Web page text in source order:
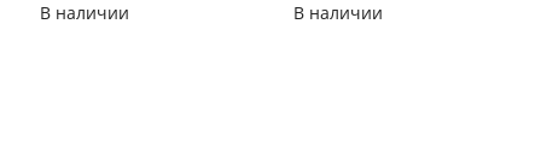
В наличии В наличии